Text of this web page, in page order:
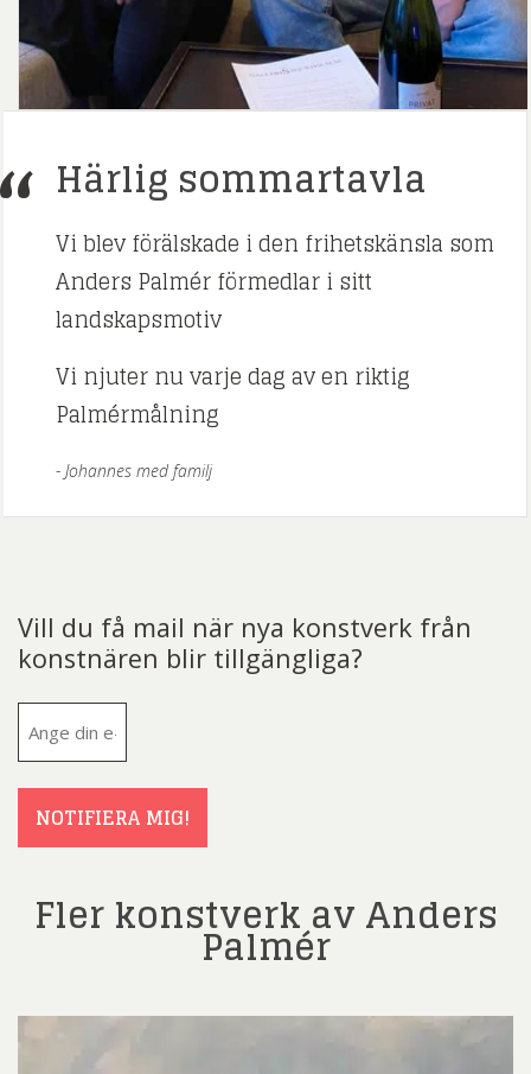
Härlig sommartavla
Vi blev förälskade i den frihetskänsla som
Anders Palmér förmedlar i sitt
landskapsmotiv
Vi njuter nu varje dag av en riktig
Palmérmålning
Johannes med familj
Vill du få mail när nya konstverk från
konstnären blir tillgängliga?
NOTIFIERA MIG!
Fler konstverk av Anders
Palmér